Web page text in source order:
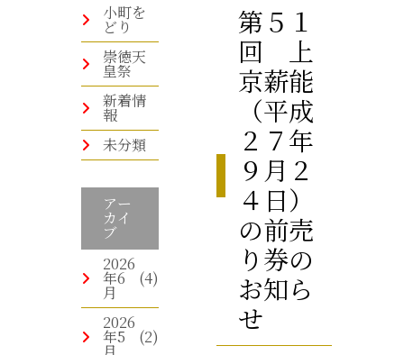
小町を
どり
崇徳天
皇祭
新着情
報
未分類
アー
カイ
ブ
2026
年6
月
(4)
2026
年5
月
(2)
第５１
回 上
京薪能
（平成
２７年
９月２
４日）
の前売
り券の
お知ら
せ